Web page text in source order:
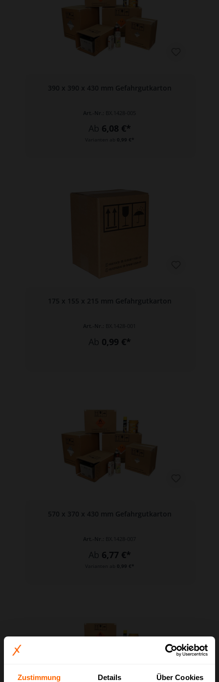
Zustimmung Details Über Cookies
390 x 390 x 430 mm Gefahrgutkarton
Art.-Nr.: BX.1428-005
Ab 6,08 €*
0,99 €*
175 x 155 x 215 mm Gefahrgutkarton
Art.-Nr.: BX.1428-001
Ab 0,99 €*
570 x 370 x 430 mm Gefahrgutkarton
Art.-Nr.: BX.1428-007
Ab 6,77 €*
0,99 €*